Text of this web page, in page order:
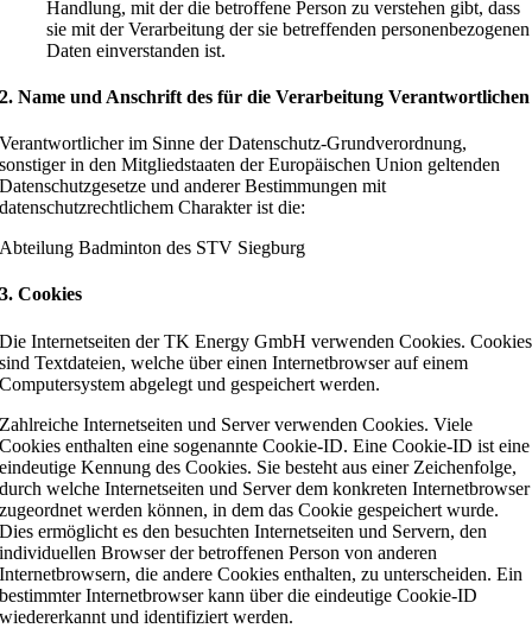
Handlung, mit der die betroffene Person zu verstehen gibt, dass
sie mit der Verarbeitung der sie betreffenden personenbezogenen
Daten einverstanden ist.
2. Name und Anschrift des für die Verarbeitung Verantwortlichen
Verantwortlicher im Sinne der Datenschutz-Grundverordnung,
sonstiger in den Mitgliedstaaten der Europäischen Union geltenden
Datenschutzgesetze und anderer Bestimmungen mit
datenschutzrechtlichem Charakter ist die:
Abteilung Badminton des STV Siegburg
3. Cookies
Die Internetseiten der TK Energy GmbH verwenden Cookies. Cookies
sind Textdateien, welche über einen Internetbrowser auf einem
Computersystem abgelegt und gespeichert werden.
Zahlreiche Internetseiten und Server verwenden Cookies. Viele
Cookies enthalten eine sogenannte Cookie-ID. Eine Cookie-ID ist eine
eindeutige Kennung des Cookies. Sie besteht aus einer Zeichenfolge,
durch welche Internetseiten und Server dem konkreten Internetbrowser
zugeordnet werden können, in dem das Cookie gespeichert wurde.
Dies ermöglicht es den besuchten Internetseiten und Servern, den
individuellen Browser der betroffenen Person von anderen
Internetbrowsern, die andere Cookies enthalten, zu unterscheiden. Ein
bestimmter Internetbrowser kann über die eindeutige Cookie-ID
wiedererkannt und identifiziert werden.